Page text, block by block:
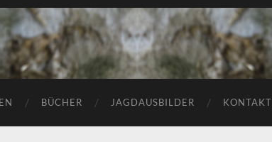
BÜCHER JAGDAUSBILDER KONTAKT